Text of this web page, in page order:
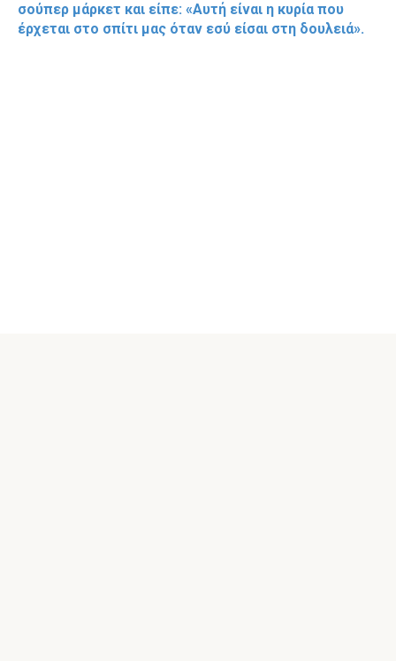
σούπερ μάρκετ και είπε: «Αυτή είναι η κυρία που
έρχεται στο σπίτι μας όταν εσύ είσαι στη δουλειά».